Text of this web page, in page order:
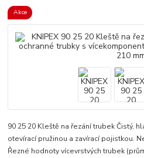
Akce
90 25 20 Kleště na řezání trubek Čistý,
otevírací pružinou a zavírací pojistkou.
Řezné hodnoty vícevrstvých trubek